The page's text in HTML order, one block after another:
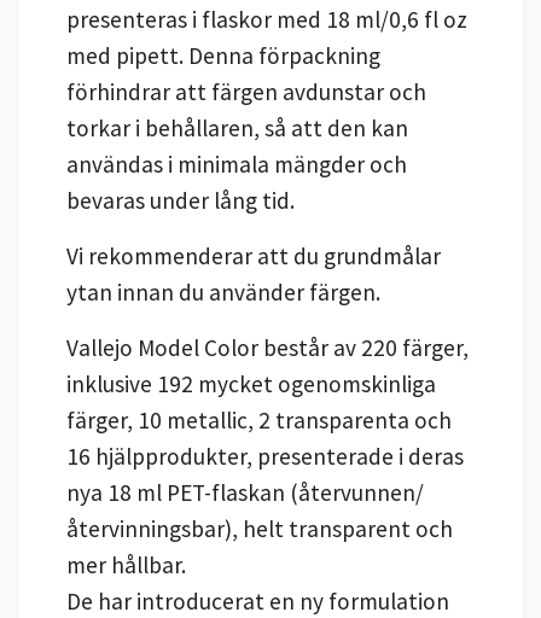
presenteras i flaskor med 18 ml/0,6 fl oz
med pipett. Denna förpackning
förhindrar att färgen avdunstar och
torkar i behållaren, så att den kan
användas i minimala mängder och
bevaras under lång tid.
Vi rekommenderar att du grundmålar
ytan innan du använder färgen.
Vallejo Model Color består av 220 färger,
inklusive 192 mycket ogenomskinliga
färger, 10 metallic, 2 transparenta och
16 hjälpprodukter, presenterade i deras
nya 18 ml PET-flaskan (återvunnen/
återvinningsbar), helt transparent och
mer hållbar.
De har introducerat en ny formulation